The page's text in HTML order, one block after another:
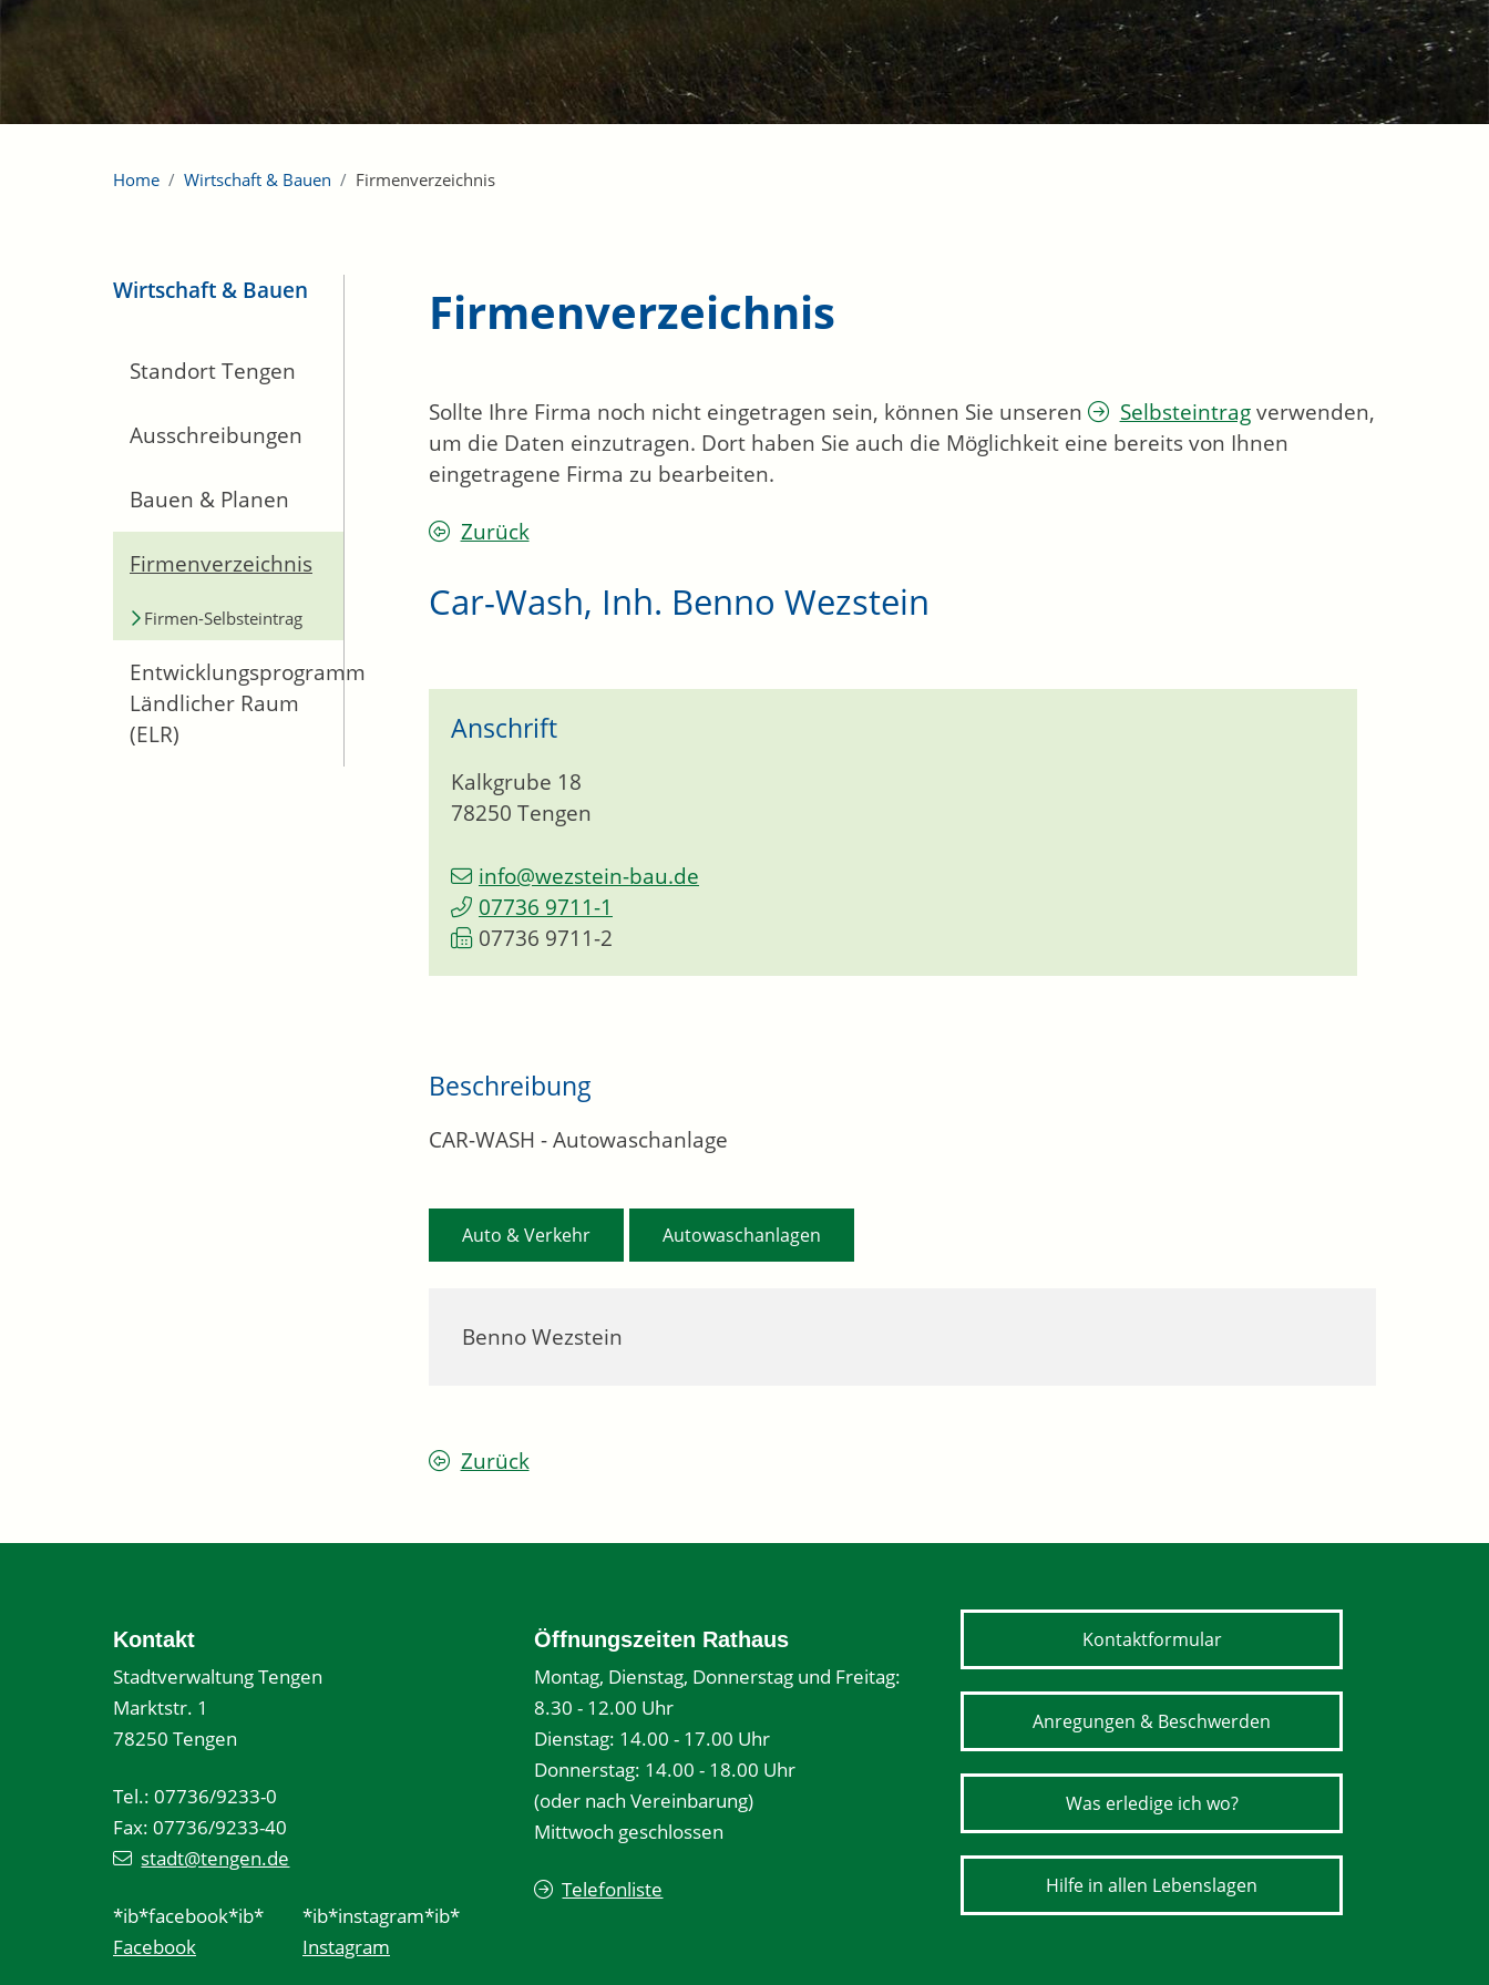
Home Wirtschaft & Bauen Firmenverzeichnis
Wirtschaft & Bauen
Standort Tengen
Ausschreibungen
Bauen & Planen
Firmenverzeichnis
Firmen-Selbsteintrag
Entwicklungsprogramm
Ländlicher Raum
(ELR)
Firmenverzeichnis
Sollte Ihre Firma noch nicht eingetragen sein, können Sie unseren Selbsteintragverwenden,
um die Daten einzutragen. Dort haben Sie auch die Möglichkeit eine bereits von Ihnen
eingetragene Firma zu bearbeiten.
Zurück
Car-Wash, Inh. Benno Wezstein
Anschrift
Kalkgrube 18
78250 Tengen
info@wezstein-bau.de
07736 9711-1
07736 9711-2
Benno Wezstein
Beschreibung
CAR-WASH - Autowaschanlage
Auto & Verkehr Autowaschanlagen
Zurück
Kontakt
Stadtverwaltung Tengen
Marktstr. 1
78250 Tengen
Tel.: 07736/9233-0
Fax: 07736/9233-40
stadt@tengen.de
*ib*facebook*ib*
Facebook
*ib*instagram*ib*
Instagram
Öffnungszeiten Rathaus
Montag, Dienstag, Donnerstag und Freitag:
8.30 - 12.00 Uhr
Dienstag: 14.00 - 17.00 Uhr
Donnerstag: 14.00 - 18.00 Uhr
(oder nach Vereinbarung)
Mittwoch geschlossen
Telefonliste
Kontaktformular
Anregungen & Beschwerden
Was erledige ich wo?
Hilfe in allen Lebenslagen